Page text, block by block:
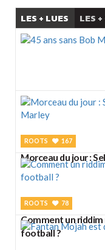
LES + LUES LES
ROOTS 167
Morceau du jour :
ROOTS 78
Comment un riddim
football ?